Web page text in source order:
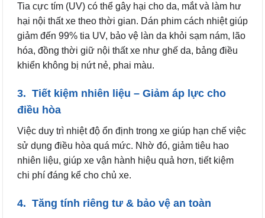
Tia cực tím (UV) có thể gây hại cho da, mắt và làm hư
hại nội thất xe theo thời gian. Dán phim cách nhiệt giúp
giảm đến 99% tia UV, bảo vệ làn da khỏi sạm nám, lão
hóa, đồng thời giữ nội thất xe như ghế da, bảng điều
khiển không bị nứt nẻ, phai màu.
3. Tiết kiệm nhiên liệu – Giảm áp lực cho
điều hòa
Việc duy trì nhiệt độ ổn định trong xe giúp hạn chế việc
sử dụng điều hòa quá mức. Nhờ đó, giảm tiêu hao
nhiên liệu, giúp xe vận hành hiệu quả hơn, tiết kiệm
chi phí đáng kể cho chủ xe.
4. Tăng tính riêng tư & bảo vệ an toàn